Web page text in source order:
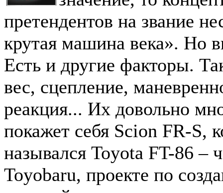
претендентов на звание
крутая машина века». Но
Есть и другие факторы.
вес, сцепление,
реакция... Их довольно
покажет себя Scion FR-S,
назывался Toyota FT-86 –
Toyobaru, проекте по